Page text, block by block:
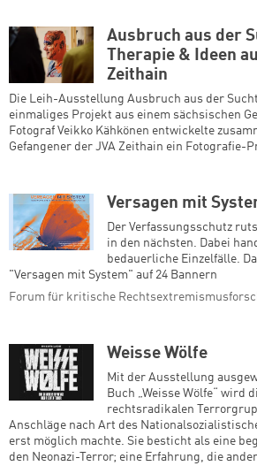
Ausbruch aus der
Therapie & Ideen
Zeithain
Die Leih-Ausstellung Ausbruch aus der
einmaliges Projekt aus einem sächsischen
Fotograf Veikko Kähkönen entwickelte
Gefangener der JVA Zeithain ein Fotografie-
Versagen mit
Der Verfassungsschutz
in den nächsten. Dabei
bedauerliche Einzelfälle.
"Versagen mit System" auf 24 Bannern
Forum für kritische
Weisse Wölfe
Mit der Ausstellung
Buch „Weisse Wölfe“ wird
rechtsradikalen
Anschläge nach Art des
erst möglich machte. Sie besticht als eine
den Neonazi-Terror; eine Erfahrung, die